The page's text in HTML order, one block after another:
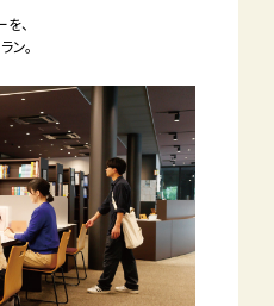
、
ン。